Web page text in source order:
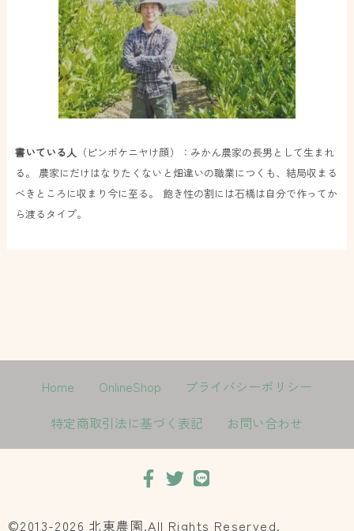
書いている人 （ピンボケニヤけ顔）：みかん農家の長男として生まれ
る。 農家にだけはなりたくないと畑違いの職業につくも、結局収まる
べきところに収まり今に至る。 飽き性の割には石橋は自分で作ってか
ら渡るタイプ。
Home OnlineShop
プライバシーポリシー
特定商取引法に基づく表記
お問い合わせ
©2013-2026 北東農園.All Rights Reserved.